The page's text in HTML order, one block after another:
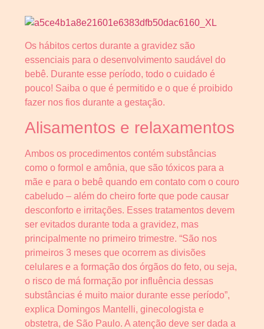
Os hábitos certos durante a gravidez são
essenciais para o desenvolvimento saudável do
bebê. Durante esse período, todo o cuidado é
pouco! Saiba o que é permitido e o que é proibido
fazer nos fios durante a gestação.
Alisamentos e relaxamentos
Ambos os procedimentos contém substâncias
como o formol e amônia, que são tóxicos para a
mãe e para o bebê quando em contato com o couro
cabeludo – além do cheiro forte que pode causar
desconforto e irritações. Esses tratamentos devem
ser evitados durante toda a gravidez, mas
principalmente no primeiro trimestre. “São nos
primeiros 3 meses que ocorrem as divisões
celulares e a formação dos órgãos do feto, ou seja,
o risco de má formação por influência dessas
substâncias é muito maior durante esse período”,
explica Domingos Mantelli, ginecologista e
obstetra, de São Paulo. A atenção deve ser dada a